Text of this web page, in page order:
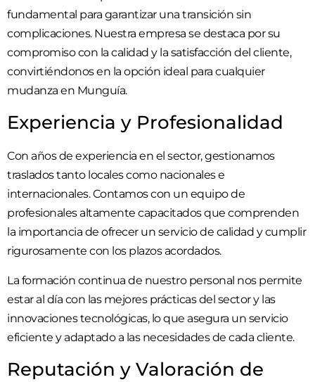
fundamental para garantizar una transición sin
complicaciones. Nuestra empresa se destaca por su
compromiso con la calidad y la satisfacción del cliente,
convirtiéndonos en la opción ideal para cualquier
mudanza en Munguía.
Experiencia y Profesionalidad
Con años de experiencia en el sector, gestionamos
traslados tanto locales como nacionales e
internacionales. Contamos con un equipo de
profesionales altamente capacitados que comprenden
la importancia de ofrecer un servicio de calidad y cumplir
rigurosamente con los plazos acordados.
La formación continua de nuestro personal nos permite
estar al día con las mejores prácticas del sector y las
innovaciones tecnológicas, lo que asegura un servicio
eficiente y adaptado a las necesidades de cada cliente.
Reputación y Valoración de